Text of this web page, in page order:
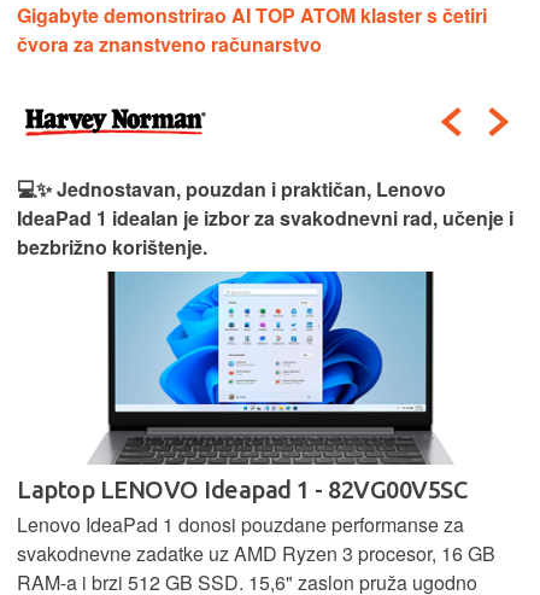
Gigabyte demonstrirao AI TOP ATOM klaster s četiri
čvora za znanstveno računarstvo
💻✨ Jednostavan, pouzdan i praktičan, Lenovo
IdeaPad 1 idealan je izbor za svakodnevni rad, učenje i
bezbrižno korištenje.
Laptop LENOVO Ideapad 1 - 82VG00V5SC
Lenovo IdeaPad 1 donosi pouzdane performanse za
svakodnevne zadatke uz AMD Ryzen 3 procesor, 16 GB
RAM-a i brzi 512 GB SSD. 15,6" zaslon pruža ugodno